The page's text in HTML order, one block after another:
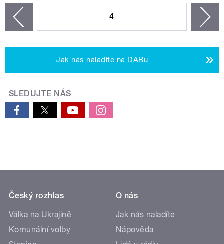
4
Jak nás naladíte na DABu
SLEDUJTE NÁS
Český rozhlas
Válka na Ukrajině
Komunální volby
O nás
Jak nás naladíte
Nápověda